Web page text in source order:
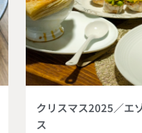
クリスマス2025／エ
ス